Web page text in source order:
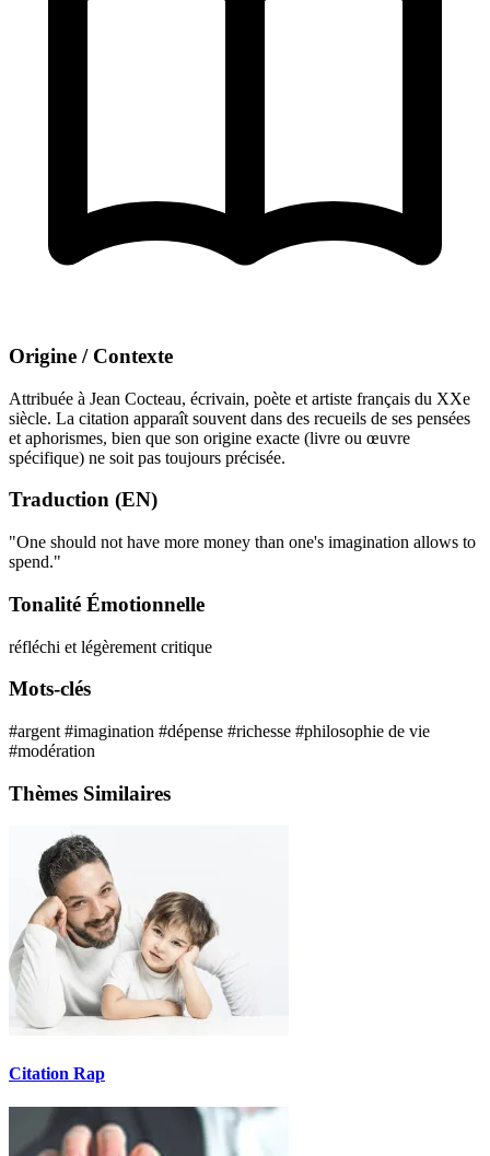
Origine / Contexte
Attribuée à Jean Cocteau, écrivain, poète et artiste français du XXe
siècle. La citation apparaît souvent dans des recueils de ses pensées
et aphorismes, bien que son origine exacte (livre ou œuvre
spécifique) ne soit pas toujours précisée.
Traduction (EN)
"One should not have more money than one's imagination allows to
spend."
Tonalité Émotionnelle
réfléchi et légèrement critique
Mots-clés
#argent #imagination #dépense #richesse #philosophie de vie
#modération
Thèmes Similaires
Citation Rap